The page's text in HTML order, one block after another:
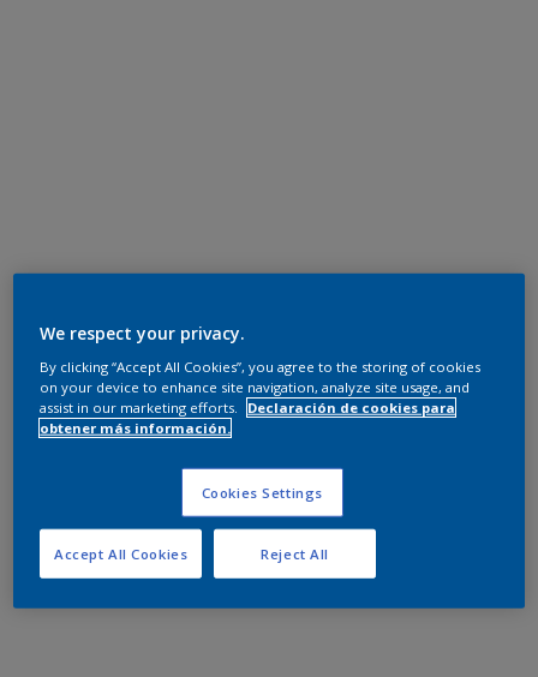
We respect your privacy.
By clicking “Accept All Cookies”, you agree to the storing of cookies
on your device to enhance site navigation, analyze site usage, and
assist in our marketing efforts.
Declaración de cookies para
obtener más información.
Cookies Settings
Reject All
Accept All Cookies